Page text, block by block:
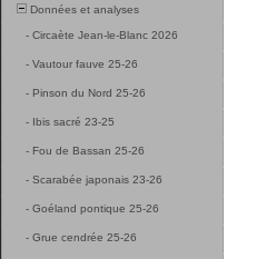
Données et analyses
- Circaète Jean-le-Blanc 2026
- Vautour fauve 25-26
- Pinson du Nord 25-26
- Ibis sacré 23-25
- Fou de Bassan 25-26
- Scarabée japonais 23-26
- Goéland pontique 25-26
- Grue cendrée 25-26